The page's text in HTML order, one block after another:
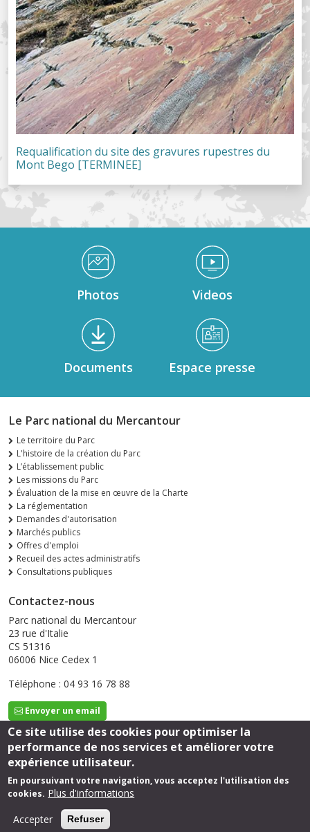
Requalification du site des gravures rupestres du
Mont Bego [TERMINEE]
Médiathèque Footer
Photos Videos
Documents Espace presse
Le Parc national du Mercantour
Le territoire du Parc
L'histoire de la création du Parc
L’établissement public
Les missions du Parc
Évaluation de la mise en œuvre de la Charte
La réglementation
Demandes d'autorisation
Marchés publics
Offres d'emploi
Recueil des actes administratifs
Consultations publiques
Contactez-nous
Parc national du Mercantour
23 rue d'Italie
CS 51316
06006 Nice Cedex 1
Téléphone : 04 93 16 78 88
Envoyer un email
Suivez-nous
Ce site utilise des cookies pour optimiser la
performance de nos services et améliorer votre
expérience utilisateur.
En poursuivant votre navigation, vous acceptez l'utilisation des
cookies. Plus d'informations
Accepter
Refuser